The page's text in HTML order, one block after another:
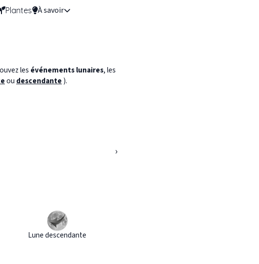
Plantes À savoir
les événements lunaires, les
ou descendante ).
›
Lune descendante